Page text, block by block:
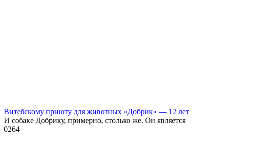
Витебскому приюту для животных «Добрик» — 12 лет
И собаке Добрику, примерно, столько же. Он является
0264